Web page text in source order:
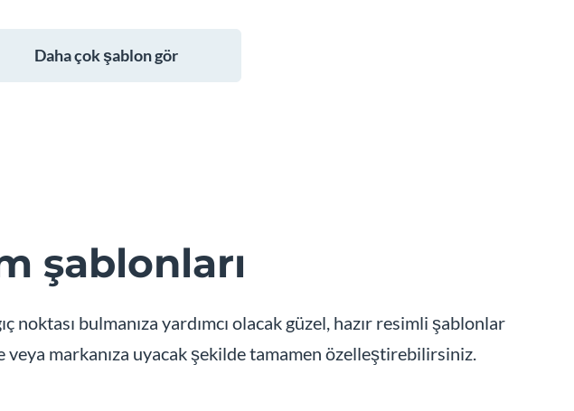
Daha çok şablon gör
şablonları
​​noktası bulmanıza yardımcı olacak güzel, hazır resimli şablonlar
markanıza uyacak şekilde tamamen özelleştirebilirsiniz.